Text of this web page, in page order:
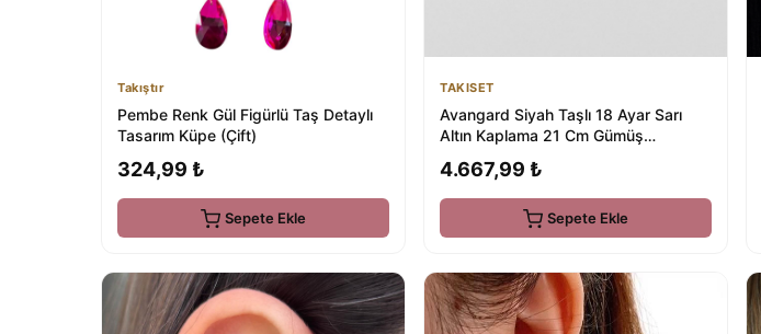
Takıştır
Pembe Renk Gül Figürlü Taş Detaylı
Tasarım Küpe (Çift)
324,99 ₺
Sepete Ekle
TAKISET
Avangard Siyah Taşlı 18 Ayar Sarı
Altın Kaplama 21 Cm Gümüş
4.667,99 ₺
Sepete Ekle